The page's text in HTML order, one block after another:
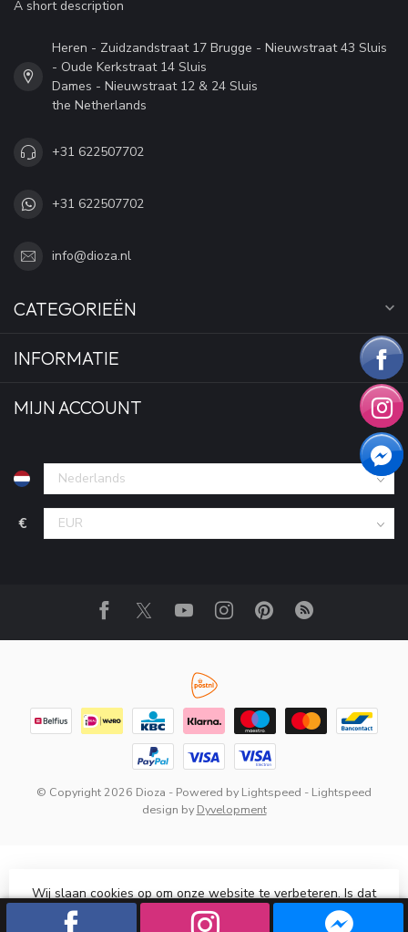
A short description
Heren - Zuidzandstraat 17 Brugge - Nieuwstraat 43 Sluis
- Oude Kerkstraat 14 Sluis
Dames - Nieuwstraat 12 & 24 Sluis
the Netherlands
+31 622507702
+31 622507702
info@dioza.nl
CATEGORIEËN
INFORMATIE
MIJN ACCOUNT
€
© Copyright 2026 Dioza - Powered by Lightspeed - Lightspeed
design by Dyvelopment
Wij slaan cookies op om onze website te verbeteren. Is dat
akkoord?
Nee Meer over cookies »